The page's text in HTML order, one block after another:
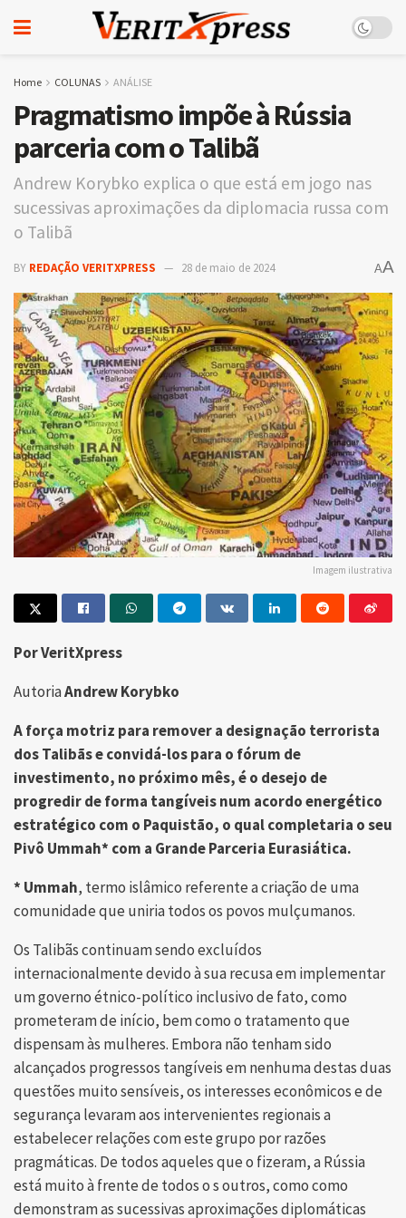
Home COLUNAS ANÁLISE
Pragmatismo impõe à Rússia
parceria com o Talibã
Andrew Korybko explica o que está em jogo nas
sucessivas aproximações da diplomacia russa com
o Talibã
BY REDAÇÃO VERITXPRESS 28 de maio de 2024 AA
Imagem ilustrativa
Por VeritXpress
AutoriaAndrew Korybko
A força motriz para remover a designação terrorista
dos Talibãs e convidá-los para o fórum de
investimento, no próximo mês, é o desejo de
progredir de forma tangíveis num acordo energético
estratégico com o Paquistão, o qual completaria o seu
Pivô Ummah* com a Grande Parceria Eurasiática.
* Ummah, termo islâmico referente a criação de uma
comunidade que uniria todos os povos mulçumanos.
Os Talibãs continuam sendo excluídos
internacionalmente devido à sua recusa em implementar
um governo étnico-político inclusivo de fato, como
prometeram de início, bem como o tratamento que
dispensam às mulheres. Embora não tenham sido
alcançados progressos tangíveis em nenhuma destas duas
questões muito sensíveis, os interesses econômicos e de
segurança levaram aos intervenientes regionais a
estabelecer relações com este grupo por razões
pragmáticas. De todos aqueles que o fizeram, a Rússia
está muito à frente de todos o s outros, como como
demonstram as sucessivas aproximações diplomáticas